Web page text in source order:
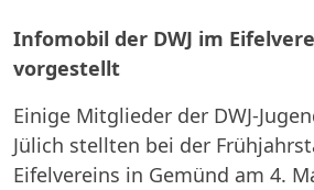
Infomobil der DWJ im
vorgestellt
Einige Mitglieder der DWJ-
Jülich stellten bei der
Eifelvereins in Gemünd am 4.